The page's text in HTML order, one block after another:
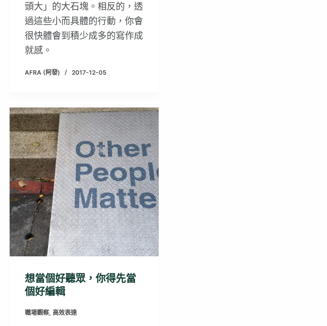
頭大」的大石塊。相反的，透
過這些小而具體的行動，你會
很快體會到積少成多的寫作成
就感。
AFRA (阿發) 2017-12-05
想當個好聽眾，你得先當
個好編輯
職場觀察,高效表達